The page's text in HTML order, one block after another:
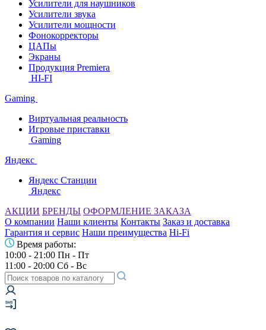
Усилители для наушников
Усилители звука
Усилители мощности
Фонокорректоры
ЦАПы
Экраны
Продукция Premiera
HI-FI
Gaming
Виртуальная реальность
Игровые приставки
Gaming
Яндекс
Яндекс Станции
Яндекс
АКЦИИ БРЕНДЫ ОФОРМЛЕНИЕ ЗАКАЗА
О компании Наши клиенты Контакты Заказ и доставка
Гарантия и сервис Наши преимущества Hi-Fi
Время работы:
10:00 - 21:00 Пн - Пт
11:00 - 20:00 Сб - Вс